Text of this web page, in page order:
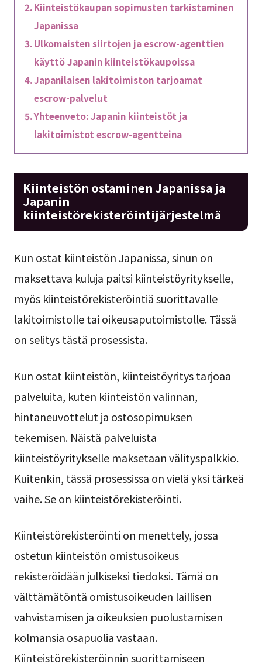
Kiinteistökaupan sopimusten tarkistaminen
Japanissa
Ulkomaisten siirtojen ja escrow-agenttien
käyttö Japanin kiinteistökaupoissa
Japanilaisen lakitoimiston tarjoamat
escrow-palvelut
Yhteenveto: Japanin kiinteistöt ja
lakitoimistot escrow-agentteina
Kiinteistön ostaminen Japanissa ja
Japanin
kiinteistörekisteröintijärjestelmä
Kun ostat kiinteistön Japanissa, sinun on
maksettava kuluja paitsi kiinteistöyritykselle,
myös kiinteistörekisteröintiä suorittavalle
lakitoimistolle tai oikeusaputoimistolle. Tässä
on selitys tästä prosessista.
Kun ostat kiinteistön, kiinteistöyritys tarjoaa
palveluita, kuten kiinteistön valinnan,
hintaneuvottelut ja ostosopimuksen
tekemisen. Näistä palveluista
kiinteistöyritykselle maksetaan välityspalkkio.
Kuitenkin, tässä prosessissa on vielä yksi tärkeä
vaihe. Se on kiinteistörekisteröinti.
Kiinteistörekisteröinti on menettely, jossa
ostetun kiinteistön omistusoikeus
rekisteröidään julkiseksi tiedoksi. Tämä on
välttämätöntä omistusoikeuden laillisen
vahvistamisen ja oikeuksien puolustamisen
kolmansia osapuolia vastaan.
Kiinteistörekisteröinnin suorittamiseen